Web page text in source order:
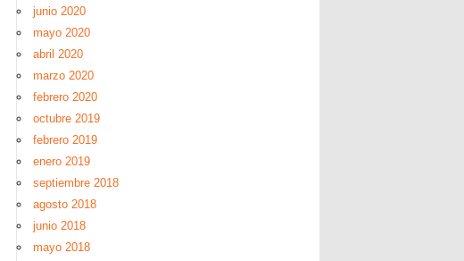
junio 2020
mayo 2020
abril 2020
marzo 2020
febrero 2020
octubre 2019
febrero 2019
enero 2019
septiembre 2018
agosto 2018
junio 2018
mayo 2018